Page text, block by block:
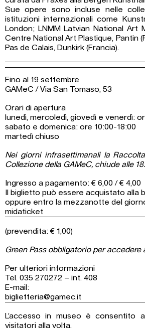
Sue opere sono incluse nelle
istituzioni internazionali come
London; LNMM Latvian National Art
Centre National Art Plastique, Pantin
Pas de Calais, Dunkirk (Francia).
Fino al 19 settembre
GAMeC / Via San Tomaso, 53
Orari di apertura
lunedì, mercoledì, giovedì e venerdì:
sabato e domenica: ore 10:00-18:00
martedì chiuso
Nei giorni infrasettimanali la
Collezione della GAMeC, chiude alle
Ingresso a pagamento: € 6,00 / € 4,00
Il biglietto può essere acquistato alla
oppure entro la mezzanotte del
midaticket
(prevendita: € 1,00)
Green Pass obbligatorio per accedere
Per ulteriori informazioni
Tel. 035 270272 – int. 408
E-mail:
biglietteria@gamec.it
L’accesso in museo è consentito
visitatori alla volta.